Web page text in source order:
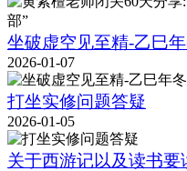
坐破虚空见至精-乙巳
2026-01-07
打坐实修问题答疑
2026-01-05
关于西游记以及读书要